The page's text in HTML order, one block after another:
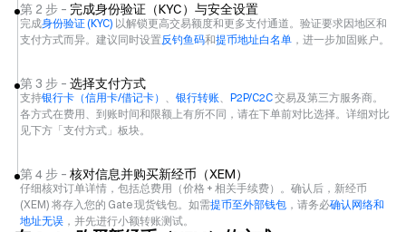
第 2 步 – 完成身份验证（KYC）与安全设置
完成身份验证 (KYC) 以解锁更高交易额度和更多支付通道。验证要求因地区和
支付方式而异。建议同时设置反钓鱼码和提币地址白名单 ，进一步加固账户。
第 3 步 – 选择支付方式
支持银行卡（信用卡/借记卡） 、 银行转账、 P2P/C2C交易及第三方服务商。
各方式在费用、到账时间和限额上有所不同，请在下单前对比选择。详细对比
见下方「支付方式」板块。
第 4 步 – 核对信息并购买新经币（XEM）
仔细核对订单详情，包括总费用（价格 + 相关手续费）。确认后，新经币
(XEM) 将存入您的 Gate 现货钱包。如需提币至外部钱包 ，请务必确认网络和
地址无误 ，并先进行小额转账测试。